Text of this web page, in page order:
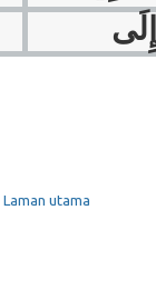
Laman utama